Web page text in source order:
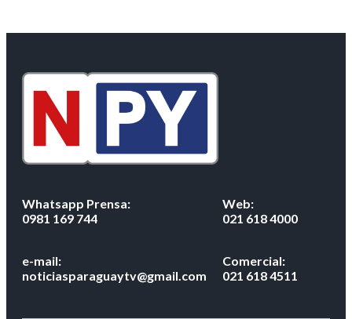
Whatsapp Prensa:
0981 169 744
Web:
021 618 4000
e-mail:
noticiasparaguaytv@gmail.com
Comercial:
021 618 4511